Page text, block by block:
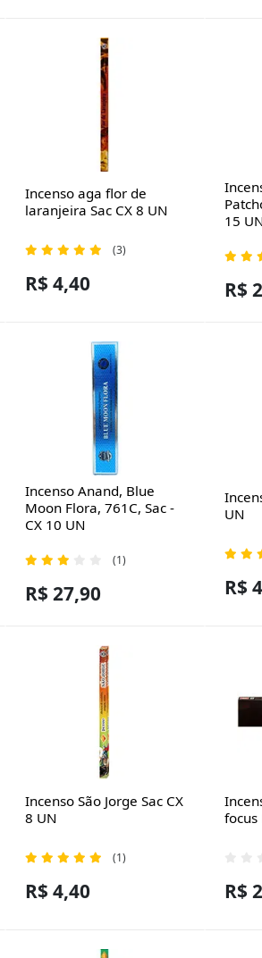
Incenso aga flor de
laranjeira Sac CX 8 UN
(3)
R$ 4,40
15 UN
R$
Incenso Anand, Blue
Moon Flora, 761C, Sac -
CX 10 UN
(1)
R$ 27,90
UN
R$
Incenso São Jorge Sac CX
8 UN
(1)
R$ 4,40
focus
R$